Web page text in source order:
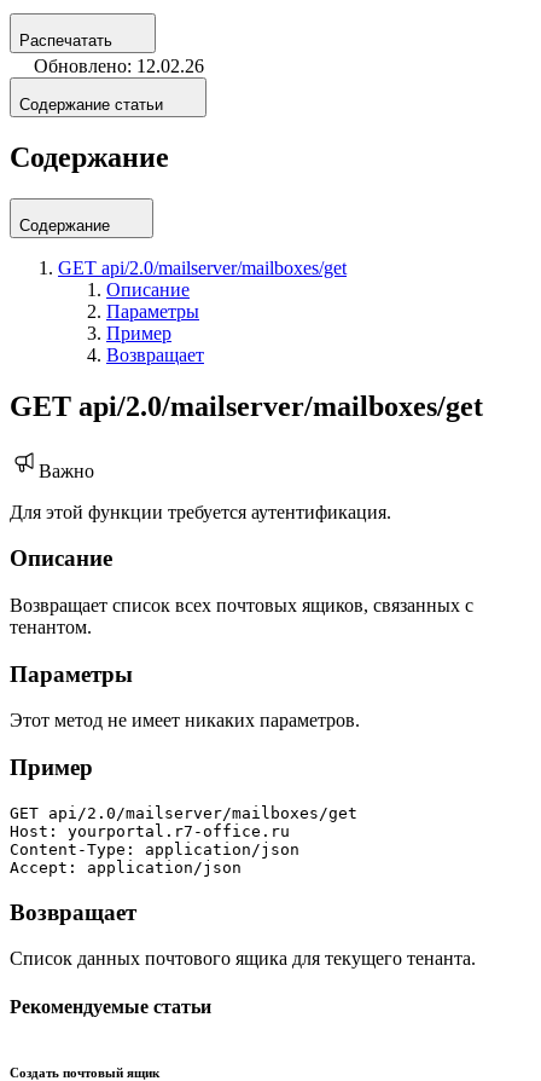
Распечатать
Обновлено: 12.02.26
Содержание статьи
Содержание
Содержание
GET api/2.0/mailserver/mailboxes/get
Описание
Параметры
Пример
Возвращает
GET api/2.0/mailserver/mailboxes/get
Важно
Для этой функции требуется аутентификация.
Описание
Возвращает список всех почтовых ящиков, связанных с
тенантом.
Параметры
Этот метод не имеет никаких параметров.
Пример
GET api/2.0/mailserver/mailboxes/get
Host: yourportal.r7-office.ru
Content-Type: application/json
Accept: application/json
Возвращает
Список данных почтового ящика для текущего тенанта.
Рекомендуемые статьи
Создать почтовый ящик